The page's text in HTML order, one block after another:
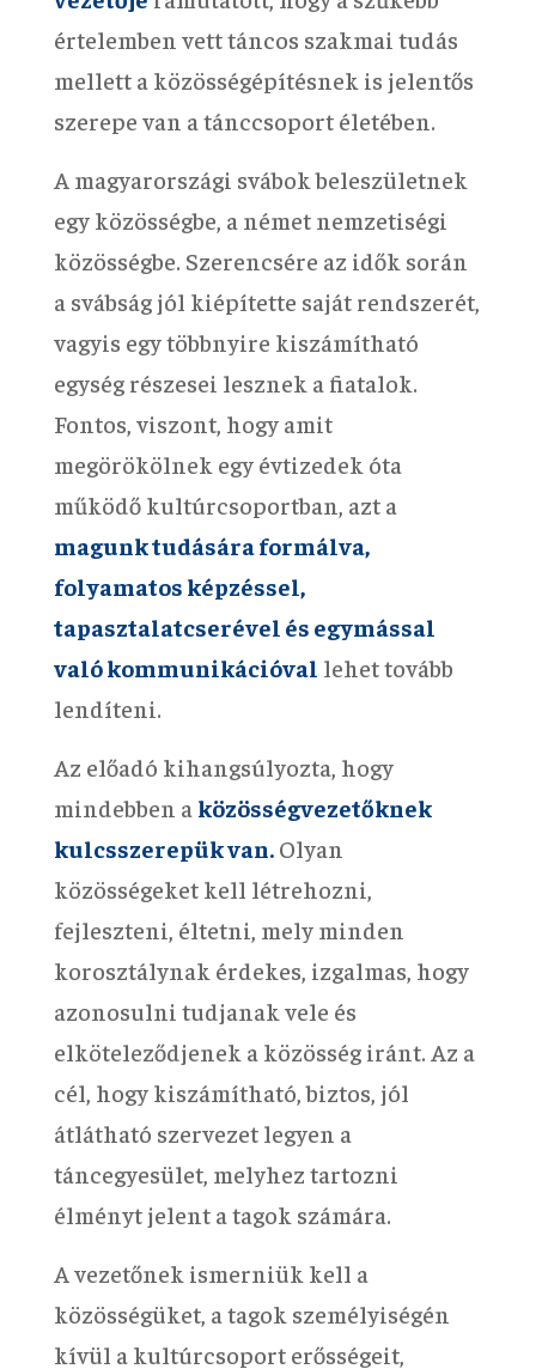
értelemben vett táncos szakmai tudás
mellett a közösségépítésnek is jelentős
szerepe van a tánccsoport életében.
A magyarországi svábok beleszületnek
egy közösségbe, a német nemzetiségi
közösségbe. Szerencsére az idők során
a svábság jól kiépítette saját rendszerét,
vagyis egy többnyire kiszámítható
egység részesei lesznek a fiatalok.
Fontos, viszont, hogy amit
megörökölnek egy évtizedek óta
működő kultúrcsoportban, azt a
magunk tudására formálva,
folyamatos képzéssel,
tapasztalatcserével és egymással
való kommunikációval lehet tovább
lendíteni.
Az előadó kihangsúlyozta, hogy
mindebben a közösségvezetőknek
kulcsszerepük van.Olyan
közösségeket kell létrehozni,
fejleszteni, éltetni, mely minden
korosztálynak érdekes, izgalmas, hogy
azonosulni tudjanak vele és
elköteleződjenek a közösség iránt. Az a
cél, hogy kiszámítható, biztos, jól
átlátható szervezet legyen a
táncegyesület, melyhez tartozni
élményt jelent a tagok számára.
A vezetőnek ismerniük kell a
közösségüket, a tagok személyiségén
kívül a kultúrcsoport erősségeit,